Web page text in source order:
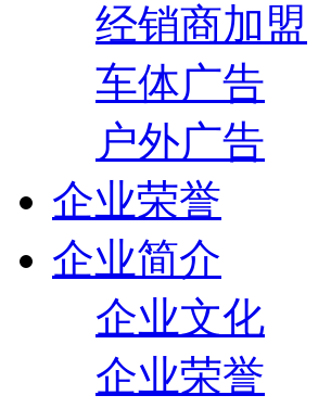
经销商加盟
车体广告
户外广告
企业荣誉
企业简介
企业文化
企业荣誉